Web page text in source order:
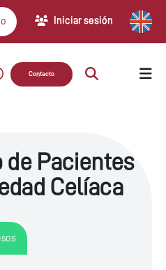
Iniciar sesión
Contacto
de Pacientes
Celíaca